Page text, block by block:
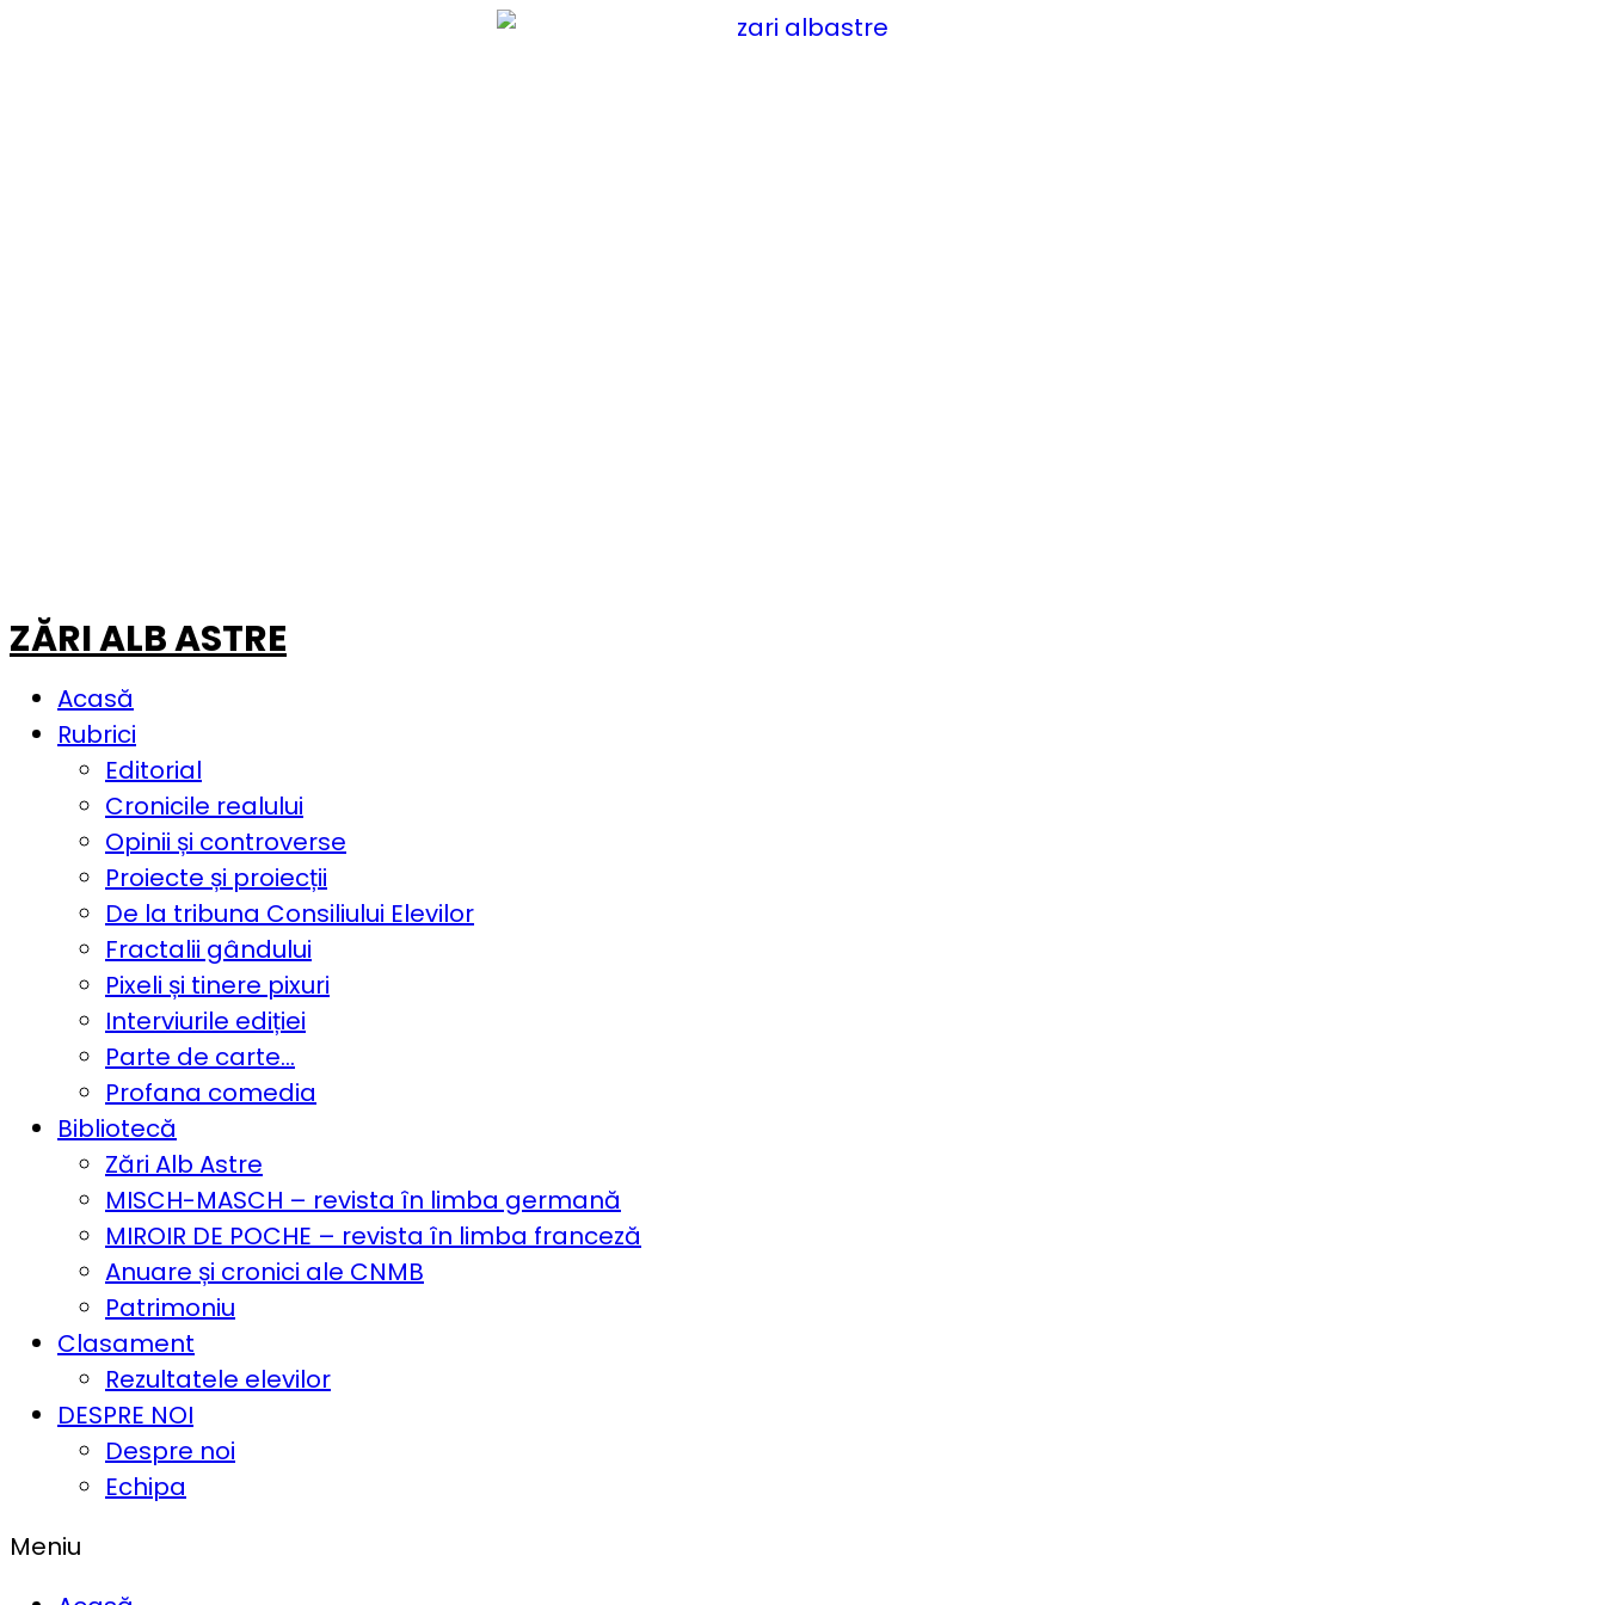
ZĂRI ALB ASTRE
Acasă
Rubrici
Editorial
Cronicile realului
Opinii și controverse
Proiecte și proiecții
De la tribuna Consiliului Elevilor
Fractalii gândului
Pixeli și tinere pixuri
Interviurile ediției
Parte de carte…
Profana comedia
Bibliotecă
Zări Alb Astre
MISCH-MASCH – revista în limba germană
MIROIR DE POCHE – revista în limba franceză
Anuare și cronici ale CNMB
Patrimoniu
Clasament
Rezultatele elevilor
DESPRE NOI
Despre noi
Echipa
Meniu